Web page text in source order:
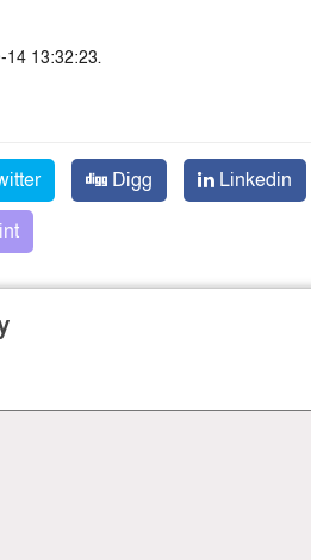
14 13:32:23.
Digg Linkedin